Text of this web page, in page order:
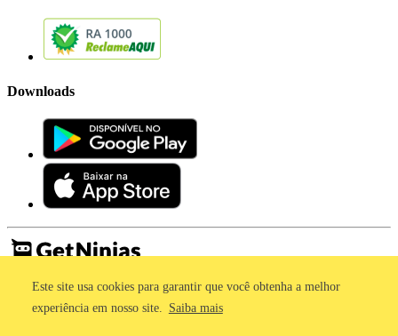
Este site usa cookies para garantir que você obtenha a melhor
experiência em nosso site. Saiba mais
Downloads
Imprensa
Termos de Uso